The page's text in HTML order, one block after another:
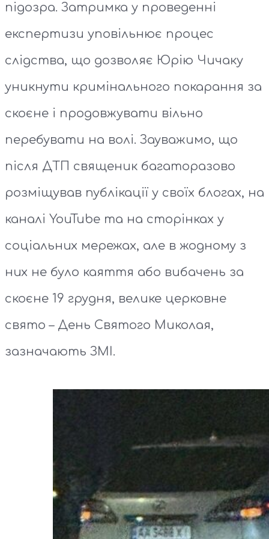
підозра. Затримка у проведенні
експертизи уповільнює процес
слідства, що дозволяє Юрію Чичаку
уникнути кримінального покарання за
скоєне і продовжувати вільно
перебувати на волі. Зауважимо, що
після ДТП священик багаторазово
розміщував публікації у своїх блогах, на
каналі YouTube та на сторінках у
соціальних мережах, але в жодному з
них не було каяття або вибачень за
скоєне 19 грудня, велике церковне
свято – День Святого Миколая,
зазначають ЗМІ.